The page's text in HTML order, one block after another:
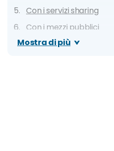
Con i servizi sharing
Con i mezzi pubblici
Metro
Mostra di più